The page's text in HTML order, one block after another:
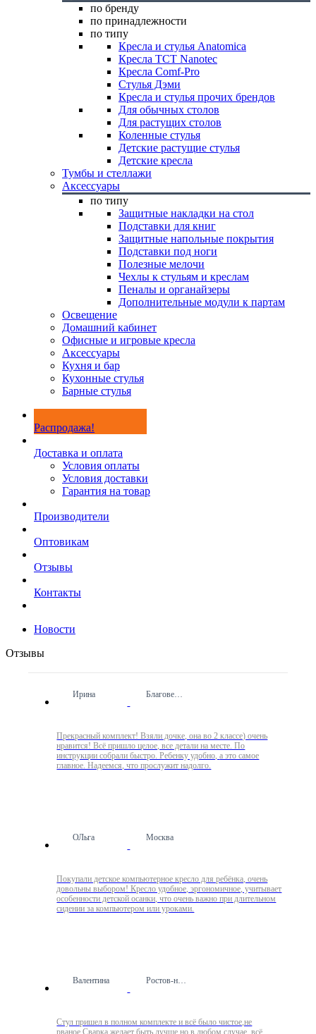
по бренду
по принадлежности
по типу
Кресла и стулья Anatomica
Кресла TCT Nanotec
Кресла Comf-Pro
Стулья Дэми
Кресла и стулья прочих брендов
Для обычных столов
Для растущих столов
Коленные стулья
Детские растущие стулья
Детские кресла
Тумбы и стеллажи
Аксессуары
по типу
Защитные накладки на стол
Подставки для книг
Защитные напольные покрытия
Подставки под ноги
Полезные мелочи
Чехлы к стульям и креслам
Пеналы и органайзеры
Дополнительные модули к партам
Освещение
Домашний кабинет
Офисные и игровые кресла
Аксессуары
Кухня и бар
Кухонные стулья
Барные стулья
Распродажа!
Доставка и оплата
Условия оплаты
Условия доставки
Гарантия на товар
Производители
Оптовикам
Отзывы
Контакты
Новости
Отзывы
Ирина Благовещенск
Прекрасный комплект! Взяли дочке, она во 2 классе) очень
нравится! Всё пришло целое, все детали на месте. По
инструкции собрали быстро. Ребенку удобно, а это самое
главное. Надеемся, что прослужит надолго.
ОЛьга Москва
Покупали детское компьютерное кресло для ребёнка, очень
довольны выбором! Кресло удобное, эргономичное, учитывает
особенности детской осанки, что очень важно при длительном
сидении за компьютером или уроками.
Валентина Ростов-на-Дону
Стул пришел в полном комплекте и всё было чистое,не
рваное.Сварка желает быть лучше,но в любом случае, всё